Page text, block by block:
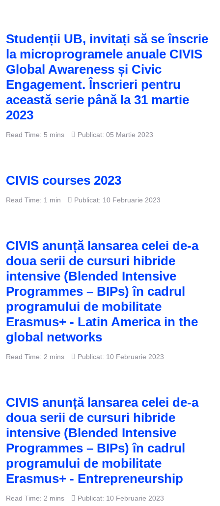
Studenții UB, invitați să se înscrie
la microprogramele anuale CIVIS
Global Awareness și Civic
Engagement. Înscrieri pentru
această serie până la 31 martie
2023
Read Time: 5 mins Publicat: 05 Martie 2023
CIVIS courses 2023
Read Time: 1 min Publicat: 10 Februarie 2023
CIVIS anunță lansarea celei de-a
doua serii de cursuri hibride
intensive (Blended Intensive
Programmes – BIPs) în cadrul
programului de mobilitate
Erasmus+ - Latin America in the
global networks
Read Time: 2 mins Publicat: 10 Februarie 2023
CIVIS anunță lansarea celei de-a
doua serii de cursuri hibride
intensive (Blended Intensive
Programmes – BIPs) în cadrul
programului de mobilitate
Erasmus+ - Entrepreneurship
Read Time: 2 mins Publicat: 10 Februarie 2023